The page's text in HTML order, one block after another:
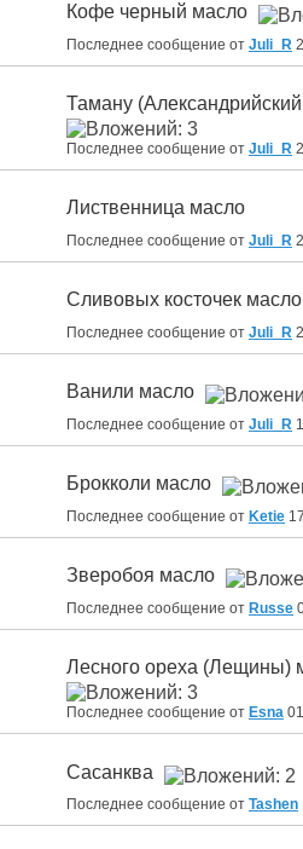
Кофе черный масло
Последнее сообщение от Juli_R
Таману
Последнее сообщение от Juli_R
Лиственница масло
Последнее сообщение от Juli_R
Сливовых косточек масло
Последнее сообщение от Juli_R
Ванили масло
Последнее сообщение от Juli_R
Брокколи масло
Последнее сообщение от Ketie
Зверобоя масло
Последнее сообщение от Russe
Лесного ореха (Лещины)
Последнее сообщение от Esna
Сасанква
Последнее сообщение от Tashen